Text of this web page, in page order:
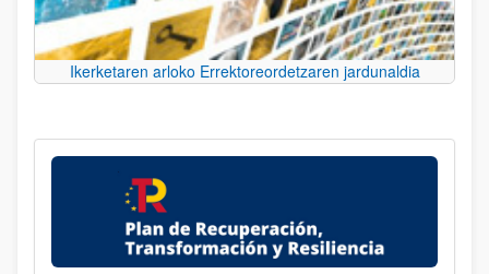
Ikerketaren arloko Errektoreordetzaren jardunaldia